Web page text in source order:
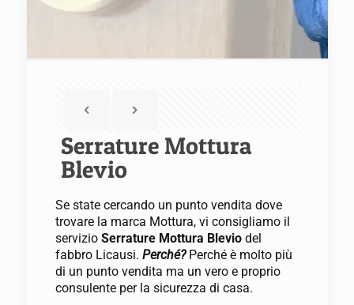
Serrature Mottura
Blevio
Se state cercando un punto vendita dove
trovare la marca Mottura, vi consigliamo il
servizio Serrature Mottura Blevio del
fabbro Licausi. Perché?Perché è molto più
di un punto vendita ma un vero e proprio
consulente per la sicurezza di casa.